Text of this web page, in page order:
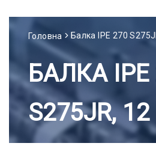
Головна Балка IPE 270
БАЛКА IPE
S275JR,